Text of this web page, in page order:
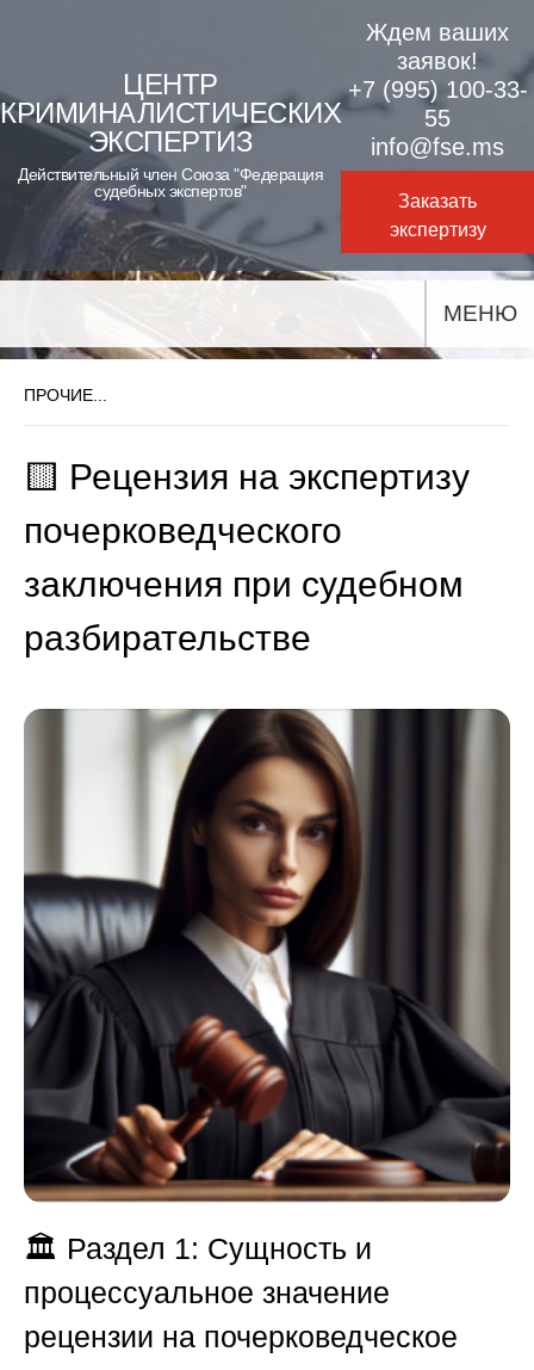
content
ЦЕНТР
КРИМИНАЛИСТИЧЕСКИХ
ЭКСПЕРТИЗ
Действительный член Союза "Федерация
судебных экспертов"
Ждем ваших
заявок!
+7 (995) 100-33-
55
info@fse.ms
Заказать
экспертизу
МЕНЮ
ПРОЧИЕ...
🟨 Рецензия на экспертизу
почерковедческого
заключения при судебном
разбирательстве
🏛️ Раздел 1: Сущность и
процессуальное значение
рецензии на почерковедческое